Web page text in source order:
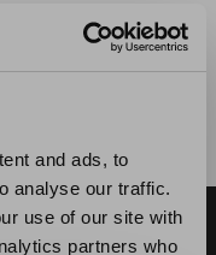
and ads, to
analyse our traffic.
use of our site with
partners who